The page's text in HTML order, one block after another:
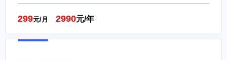
299元/月 2990元/年